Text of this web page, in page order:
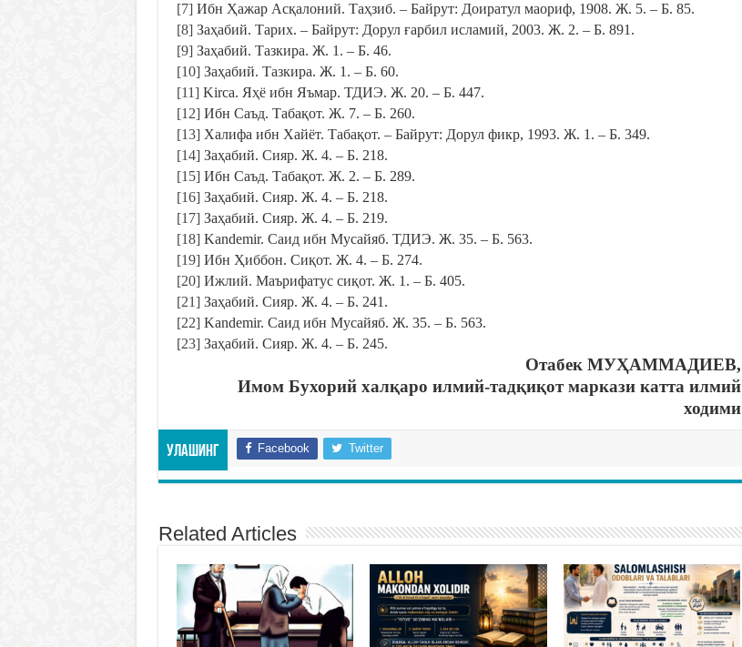
[7]Ибн Ҳажар Асқалоний. Таҳзиб. – Байрут: Доиратул маориф, 1908. Ж. 5. – Б. 85.
[8]Заҳабий. Тарих. – Байрут: Дорул ғарбил исламий, 2003. Ж. 2. – Б. 891.
[9]Заҳабий. Тазкира. Ж. 1. – Б. 46.
[10]Заҳабий. Тазкира. Ж. 1. – Б. 60.
[11]Kirca. Яҳё ибн Яъмар. ТДИЭ. Ж. 20. – Б. 447.
[12]Ибн Саъд. Табақот. Ж. 7. – Б. 260.
[13]Халифа ибн Хайёт. Табақот. – Байрут: Дорул фикр, 1993. Ж. 1. – Б. 349.
[14]Заҳабий. Сияр. Ж. 4. – Б. 218.
[15]Ибн Саъд. Табақот. Ж. 2. – Б. 289.
[16]Заҳабий. Сияр. Ж. 4. – Б. 218.
[17]Заҳабий. Сияр. Ж. 4. – Б. 219.
[18]Kandemir. Саид ибн Мусайяб. ТДИЭ. Ж. 35. – Б. 563.
[19]Ибн Ҳиббон. Сиқот. Ж. 4. – Б. 274.
[20]Ижлий. Маърифатус сиқот. Ж. 1. – Б. 405.
[21]Заҳабий. Сияр. Ж. 4. – Б. 241.
[22]Kandemir. Саид ибн Мусайяб. Ж. 35. – Б. 563.
[23]Заҳабий. Сияр. Ж. 4. – Б. 245.
Отабек МУҲАММАДИЕВ,
Имом Бухорий халқаро илмий-тадқиқот маркази катта илмий
ходими
Улашинг Facebook Twitter
Related Articles